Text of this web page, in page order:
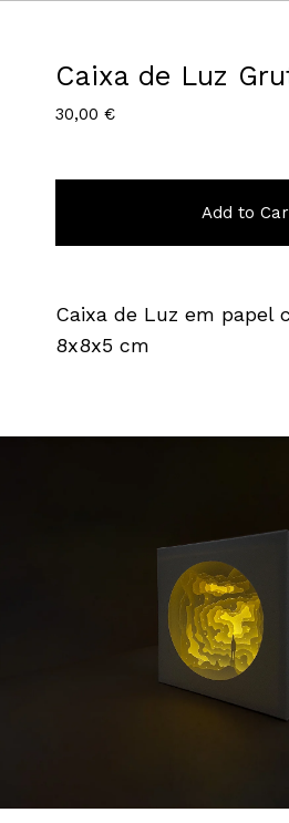
Add to
Caixa de Luz
30,00 €
Caixa de Luz em papel
8x8x5 cm